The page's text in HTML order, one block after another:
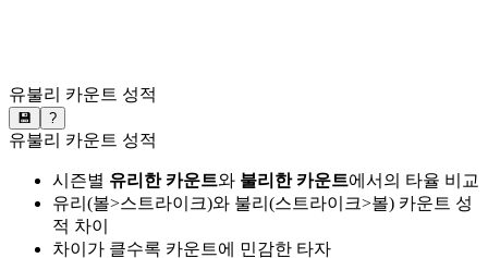
유불리 카운트 성적
💾 ?
유불리 카운트 성적
시즌별 유리한 카운트와 불리한 카운트에서의 타율 비교
유리(볼>스트라이크)와 불리(스트라이크>볼) 카운트 성
적 차이
차이가 클수록 카운트에 민감한 타자